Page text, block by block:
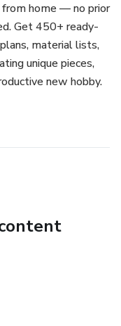
home — no prior
Get 450+ ready-
material lists,
unique pieces,
new hobby.